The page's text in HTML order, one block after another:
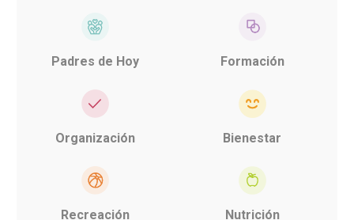
Padres de Hoy Formación
Organización Bienestar
Recreación Nutrición